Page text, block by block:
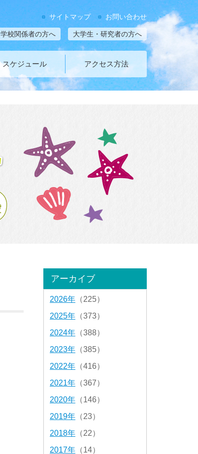
お問い合わせ
サイトマップ
大学生・研究者の方へ
学校関係者の方へ
スケジュール アクセス方法
アーカイブ
2026年 （225）
2025年 （373）
2024年 （388）
2023年 （385）
2022年 （416）
2021年 （367）
2020年 （146）
2019年 （23）
2018年 （22）
2017年 （14）